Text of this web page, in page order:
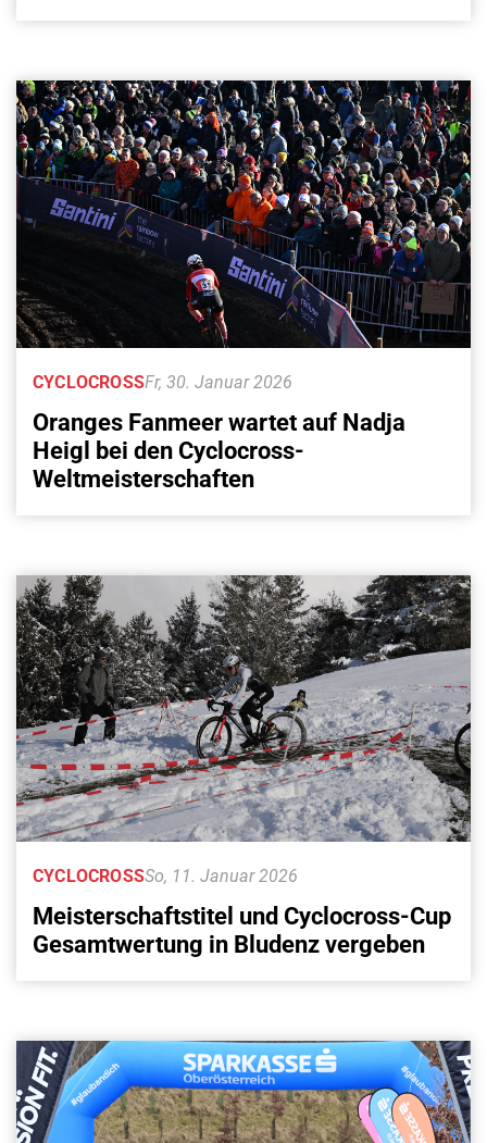
Fr, 30. Januar 2026
CYCLOCROSS
Oranges Fanmeer wartet auf Nadja
Heigl bei den Cyclocross-
Weltmeisterschaften
So, 11. Januar 2026
CYCLOCROSS
Meisterschaftstitel und Cyclocross-Cup
Gesamtwertung in Bludenz vergeben